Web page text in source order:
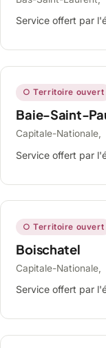
Service offert par
○ Territoire ouvert
Baie-Saint-
Capitale-Nationale,
Service offert par
○ Territoire ouvert
Boischatel
Capitale-Nationale,
Service offert par